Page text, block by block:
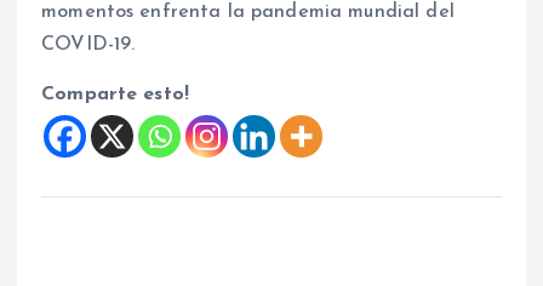
momentos enfrenta la pandemia mundial del
COVID-19.
Comparte esto!